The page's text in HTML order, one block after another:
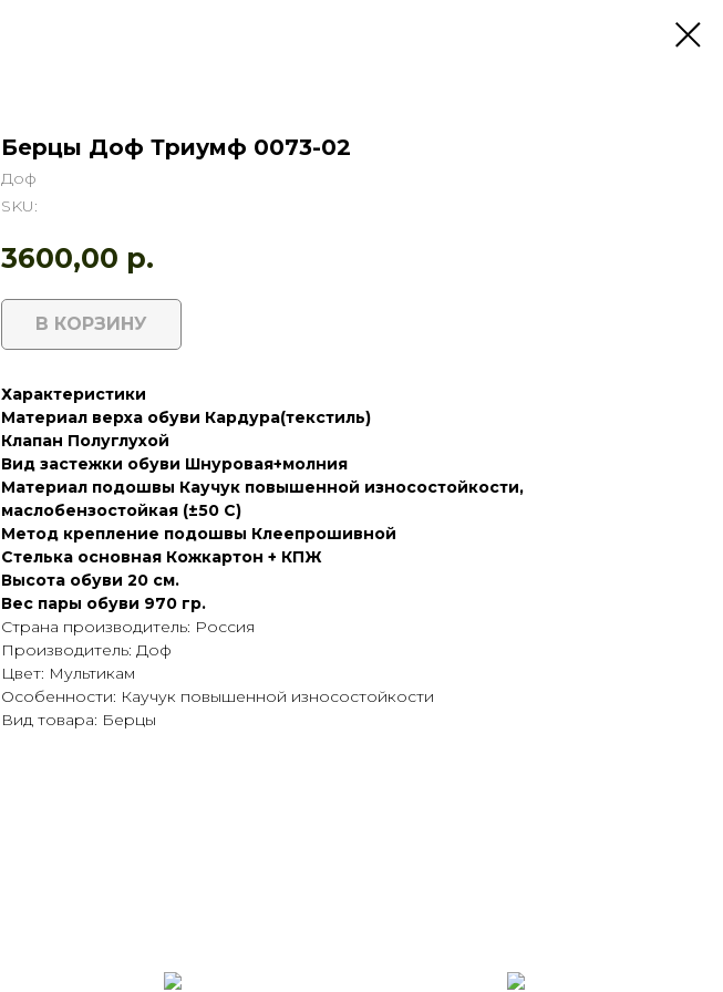
Берцы Доф Триумф 0073-02
Доф
SKU:
3600,00 р.
В КОРЗИНУ
Характеристики
Материал верха обуви Кардура(текстиль)
Клапан Полуглухой
Вид застежки обуви Шнуровая+молния
Материал подошвы Каучук повышенной износостойкости,
маслобензостойкая (±50 С)
Метод крепление подошвы Клеепрошивной
Стелька основная Кожкартон + КПЖ
Высота обуви 20 см.
Вес пары обуви 970 гр.
Страна производитель: Россия
Производитель: Доф
Цвет: Мультикам
Особенности: Каучук повышенной износостойкости
Вид товара: Берцы